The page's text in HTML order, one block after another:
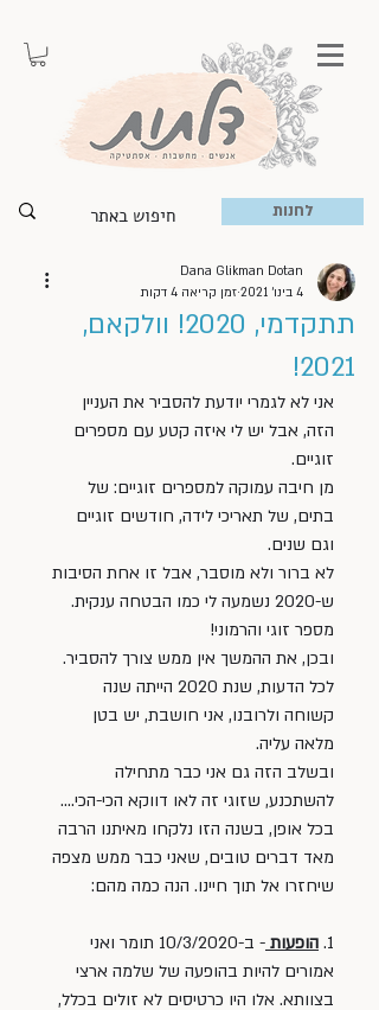
לחנות
תתקדמי, 2020! וולקאם,
2021!
Dana Glikman Dotan
4 בינו׳ 2021
זמן קריאה 4 דקות
אני לא לגמרי יודעת להסביר את העניין
הזה, אבל יש לי איזה קטע עם מספרים
זוגיים.
מן חיבה עמוקה למספרים זוגיים: של
בתים, של תאריכי לידה, חודשים זוגיים
וגם שנים.
לא ברור ולא מוסבר, אבל זו אחת הסיבות
ש-2020 נשמעה לי כמו הבטחה ענקית.
מספר זוגי והרמוני!
ובכן, את ההמשך אין ממש צורך להסביר.
לכל הדעות, שנת 2020 הייתה שנה
קשוחה ולרובנו, אני חושבת, יש בטן
מלאה עליה.
ובשלב הזה גם אני כבר מתחילה
להשתכנע, שזוגי זה לאו דווקא הכי-הכי....
בכל אופן, בשנה הזו נלקחו מאיתנו הרבה
מאד דברים טובים, שאני כבר ממש מצפה
שיחזרו אל תוך חיינו. הנה כמה מהם:
1. הופעות
- ב-10/3/2020 תומר ואני
אמורים להיות בהופעה של שלמה ארצי
בצוותא. אלו היו כרטיסים לא זולים בכלל,